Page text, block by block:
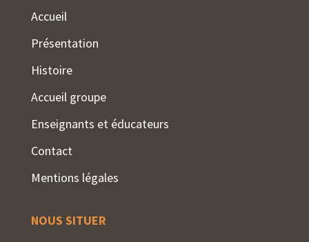
Accueil
Présentation
Histoire
Accueil groupe
Enseignants et éducateurs
Contact
Mentions légales
NOUS SITUER